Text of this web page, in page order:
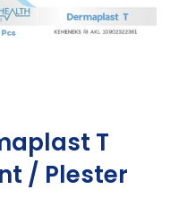
T
/ Plester